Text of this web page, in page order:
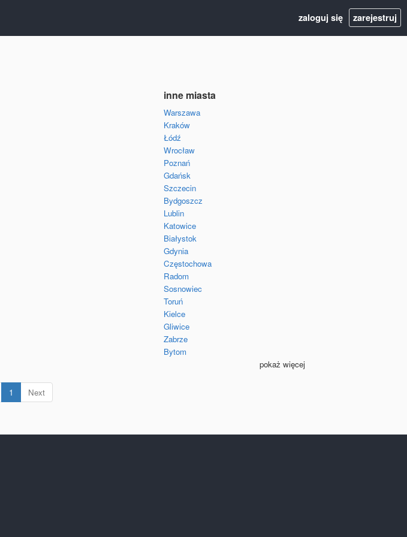
zaloguj się zarejestruj
inne miasta
Warszawa
Kraków
Łódź
Wrocław
Poznań
Gdańsk
Szczecin
Bydgoszcz
Lublin
Katowice
Białystok
Gdynia
Częstochowa
Radom
Sosnowiec
Toruń
Kielce
Gliwice
Zabrze
Bytom
pokaż więcej
1 (current)
Next